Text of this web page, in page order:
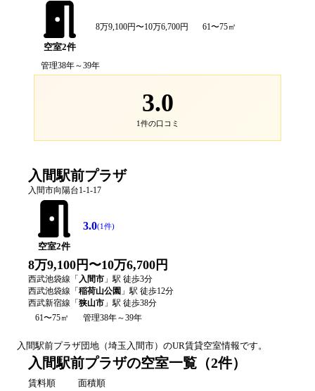
空室2件
8万9,100円〜10万6,700円 61〜75㎡
管理38年～39年
3.0
1件の口コミ
入間駅前プラザ
入間市向陽台1-1-17
空室2件
3.0(1件)
8万9,100円〜10万6,700円
西武池袋線 「 入間市 」駅 徒歩3分
西武池袋線 「稲荷山公園 」駅 徒歩12分
西武新宿線 「狭山市 」駅 徒歩38分
61〜75㎡
管理38年～39年
入間駅前プラザ団地（埼玉 入間市）のUR賃貸空室情報です。
入間駅前プラザの空室一覧 （2件）
賃料順 面積順